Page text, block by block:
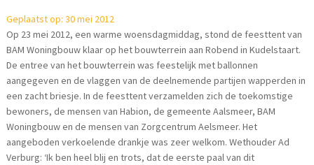
Geplaatst op: 30 mei 2012
Op 23 mei 2012, een warme woensdagmiddag, stond de feesttent van
BAM Woningbouw klaar op het bouwterrein aan Robend in Kudelstaart.
De entree van het bouwterrein was feestelijk met ballonnen
aangegeven en de vlaggen van de deelnemende partijen wapperden in
een zacht briesje. In de feesttent verzamelden zich de toekomstige
bewoners, de mensen van Habion, de gemeente Aalsmeer, BAM
Woningbouw en de mensen van Zorgcentrum Aelsmeer. Het
aangeboden verkoelende drankje was zeer welkom. Wethouder Ad
Verburg: ‘Ik ben heel blij en trots, dat de eerste paal van dit